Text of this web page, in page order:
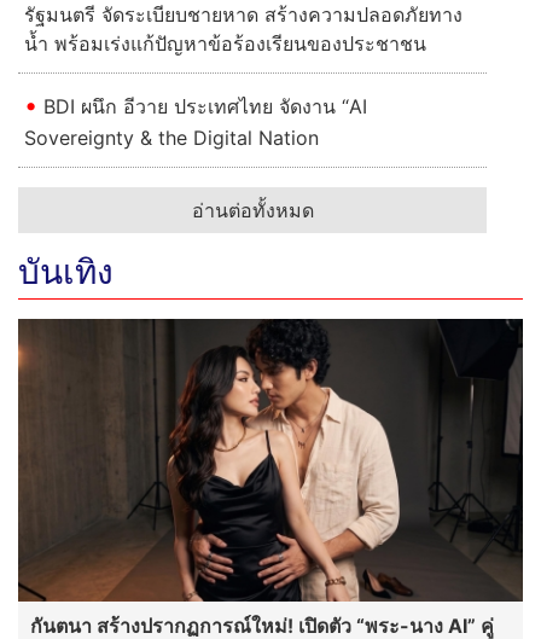
รัฐมนตรี จัดระเบียบชายหาด สร้างความปลอดภัยทาง
น้ำ พร้อมเร่งแก้ปัญหาข้อร้องเรียนของประชาชน
BDI ผนึก อีวาย ประเทศไทย จัดงาน “AI
Sovereignty & the Digital Nation
อ่านต่อทั้งหมด
บันเทิง
กันตนา สร้างปรากฏการณ์ใหม่! เปิดตัว “พระ-นาง AI” คู่